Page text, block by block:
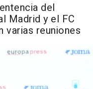
del
Madrid y el FC
varias reuniones